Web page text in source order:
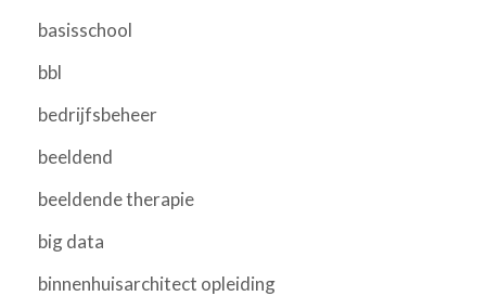
basisschool
bbl
bedrijfsbeheer
beeldend
beeldende therapie
big data
binnenhuisarchitect opleiding